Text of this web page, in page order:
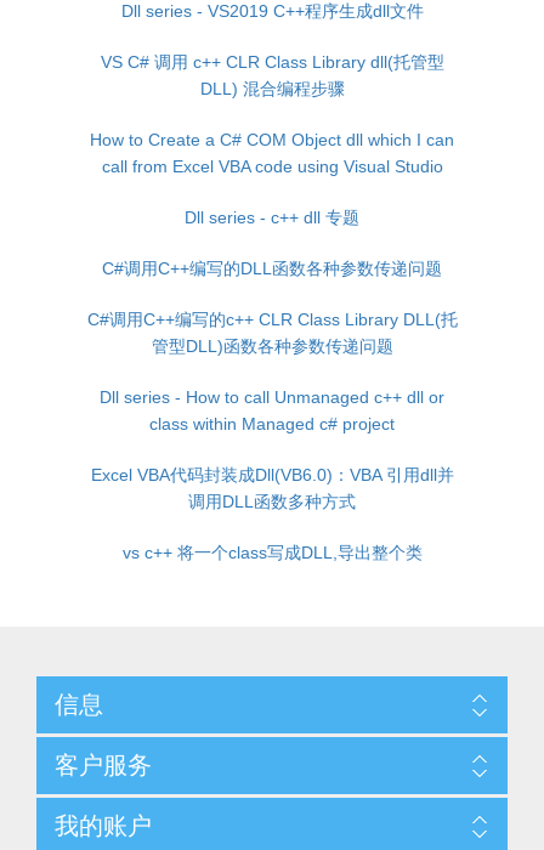
Dll series - VS2019 C++程序生成dll文件
VS C# 调用 c++ CLR Class Library dll(托管型
DLL) 混合编程步骤
How to Create a C# COM Object dll which I can
call from Excel VBA code using Visual Studio
Dll series - c++ dll 专题
C#调用C++编写的DLL函数各种参数传递问题
C#调用C++编写的c++ CLR Class Library DLL(托
管型DLL)函数各种参数传递问题
Dll series - How to call Unmanaged c++ dll or
class within Managed c# project
Excel VBA代码封装成Dll(VB6.0)：VBA 引用dll并
调用DLL函数多种方式
vs c++ 将一个class写成DLL,导出整个类
信息
客户服务
我的账户